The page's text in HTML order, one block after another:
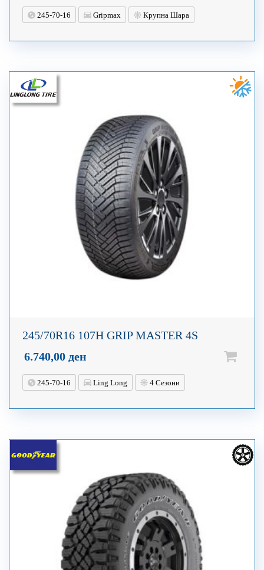
245-70-16 Gripmax Крупна Шара
245/70R16 107H GRIP MASTER 4S
6.740,00 ден
245-70-16 Ling Long 4 Сезони